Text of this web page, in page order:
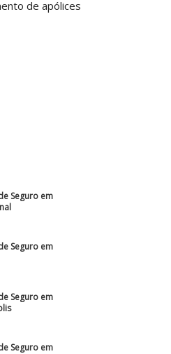
de apólices
Seguro em
Seguro em
Seguro em
Seguro em